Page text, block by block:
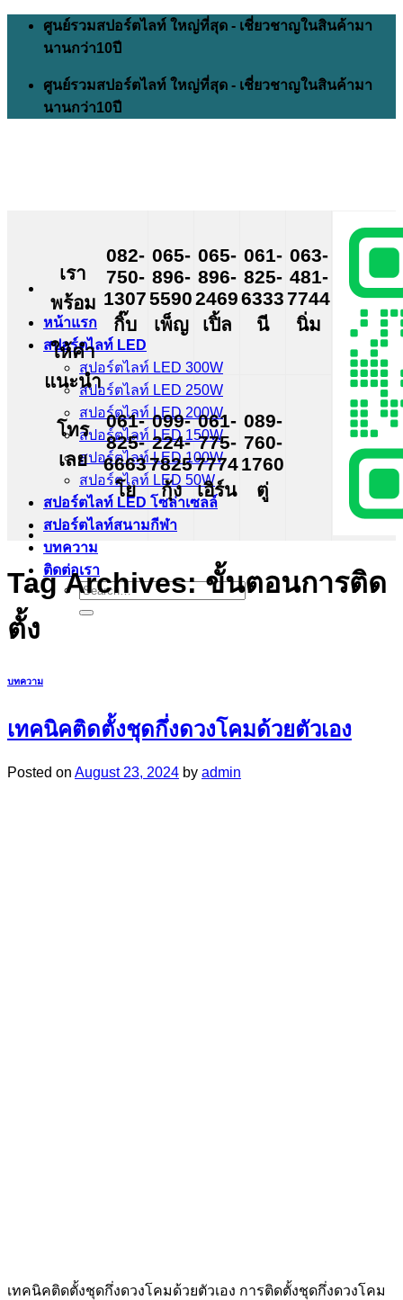
Skip
content
ศูนย์รวมสปอร์ตไลท์ ใหญ่ที่สุด - เชี่ยวชาญในสินค้ามา
นานกว่า10ปี
ศูนย์รวมสปอร์ตไลท์ ใหญ่ที่สุด - เชี่ยวชาญในสินค้ามา
นานกว่า10ปี
หน้าแรก
สปอร์ตไลท์ LED
สปอร์ตไลท์ LED 300W
สปอร์ตไลท์ LED 250W
สปอร์ตไลท์ LED 200W
สปอร์ตไลท์ LED 150W
สปอร์ตไลท์ LED 100W
สปอร์ตไลท์ LED 50W
สปอร์ตไลท์ LED โซล่าเซลล์
สปอร์ตไลท์สนามกีฬา
บทความ
ติดต่อเรา
Search
for:
เรา
พร้อม
ให้คำ
แนะนำ
โทร
เลย
082-
750-
1307
กิ๊บ
065-
896-
5590
เพ็ญ
065-
896-
2469
เปิ้ล
061-
825-
6333
นี
063-
481-
7744
นิ่ม
061-
825-
6663
โย
099-
224-
7825
กุ้ง
061-
775-
7774
เอิร์น
089-
760-
1760
ตู่
Tag Archives:ขั้นตอนการติด
ตั้ง
บทความ
เทคนิคติดตั้งชุดกึ่งดวงโคมด้วยตัวเอง
Posted on August 23, 2024 by admin
เทคนิคติดตั้งชุดกึ่งดวงโคมด้วยตัวเอง การติดตั้งชุดกึ่งดวงโคม